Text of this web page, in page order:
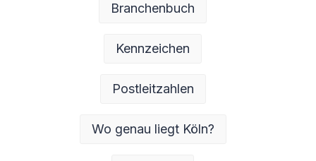
Branchenbuch
Kennzeichen
Postleitzahlen
Wo genau liegt Köln?